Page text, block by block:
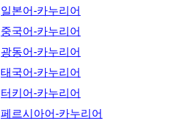
일본어-카누리어
중국어-카누리어
광동어-카누리어
태국어-카누리어
터키어-카누리어
페르시아어-카누리어